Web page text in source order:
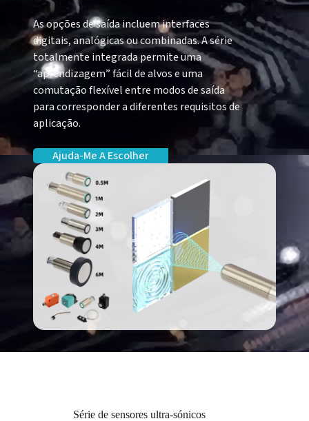
As opções de saída incluem interfaces
digitais, analógicas ou combinadas. A série
totalmente integrada permite uma
“aprendizagem” fácil de alvos e uma
comutação flexível entre modos de saída
para corresponder a diferentes requisitos de
aplicação.
Ajuda-Me A Escolher
Série de sensores ultra-sónicos